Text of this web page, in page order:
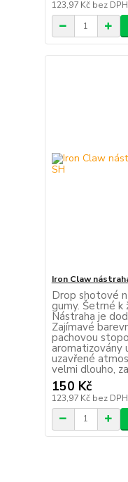
123,97 Kč bez DPH
Iron Claw
Drop shotové
gumy. Šetrné
Nástraha je
Zajímavé
pachovou
aromatizovány
uzavřené
velmi dlouho,
150 Kč
123,97 Kč bez DPH